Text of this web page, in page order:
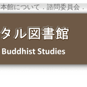
本館について ．諮問委員会 ．